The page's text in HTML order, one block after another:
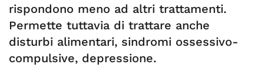
rispondono meno ad altri trattamenti.
Permette tuttavia di trattare anche
disturbi alimentari, sindromi ossessivo-
compulsive, depressione.